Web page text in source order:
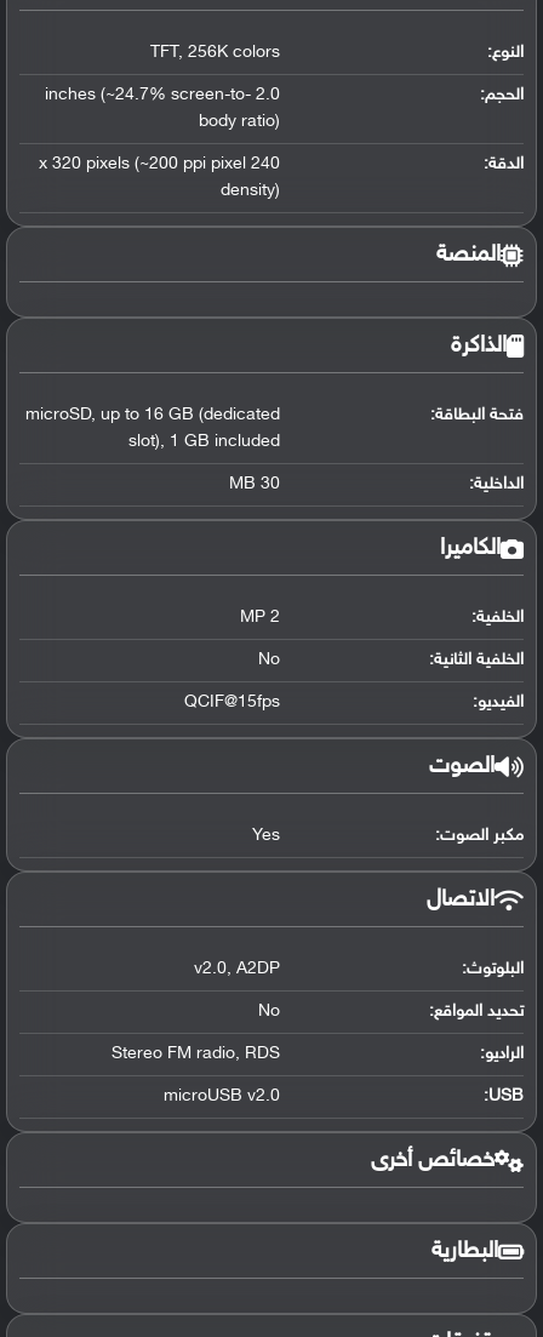
النوع: TFT, 256K colors
الحجم:
2.0 inches (~24.7% screen-to-
body ratio)
الدقة:
240 x 320 pixels (~200 ppi pixel
density)
المنصة
الذاكرة
فتحة البطاقة: microSD, up to 16 GB (dedicated
slot), 1 GB included
الداخلية: 30 MB
الكاميرا
الخلفية: 2 MP
الخلفية الثانية: No
الفيديو: QCIF@15fps
الصوت
مكبر الصوت: Yes
الاتصال
البلوتوث:
v2.0, A2DP
تحديد المواقع:
No
الراديو: Stereo FM radio, RDS
USB
:
microUSB v2.0
خصائص أخرى
البطارية